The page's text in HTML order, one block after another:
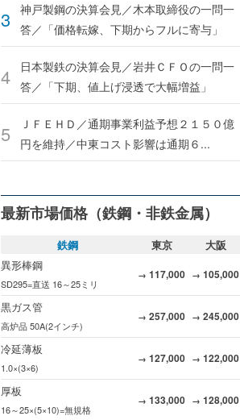
神戸製鋼の決算会見／木本取締役の一問一
答／「価格転嫁、下期からフルに寄与」
日本製鉄の決算会見／岩井ＣＦＯの一問一
答／「下期、値上げ浸透で大幅増益」
ＪＦＥＨＤ／通期事業利益予想２１５０億
円を維持／中東コスト影響は通期６...
最新市場価格（鉄鋼・非鉄金属）
鉄鋼 東京
大阪
異形棒鋼
SD295=直送 16～25ミリ
→ 117,000 → 105,000
黒ガス管
高炉品 50A(2インチ)
→ 257,000 → 245,000
冷延薄板
1.0×(3×6)
→ 127,000 → 122,000
厚板
16～25×(5×10)=無規格
→ 133,000 → 128,000